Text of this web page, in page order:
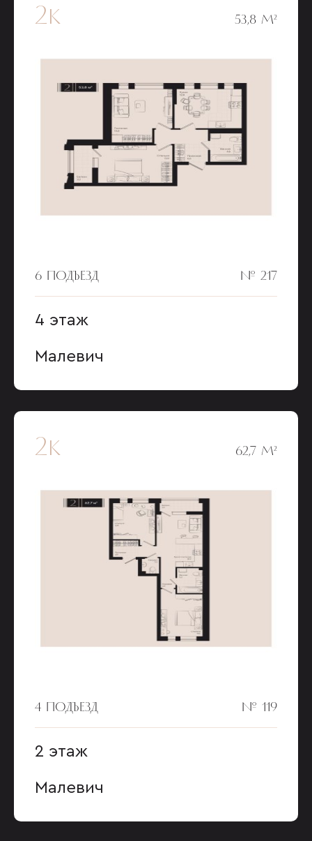
2к 53,8 М²
6 ПОДЪЕЗД № 217
4 этаж
Малевич
2к 62,7 М²
4 ПОДЪЕЗД № 119
2 этаж
Малевич